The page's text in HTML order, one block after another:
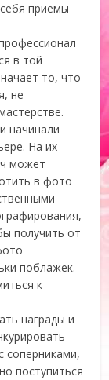
приемы
в той
то, что
не
начинали
На их
может
в фото
получить от
поблажек.
к
награды и
соперниками,
поступиться